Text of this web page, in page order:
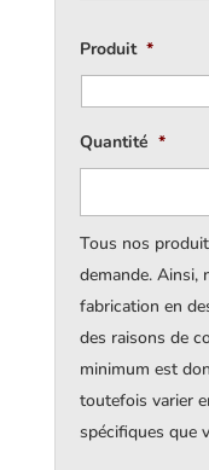
Produit *
Quantité *
Tous nos
demande. Ainsi,
fabrication en
des raisons de
minimum est
toutefois varier
spécifiques que